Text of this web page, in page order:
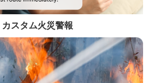
カスタム火災警報